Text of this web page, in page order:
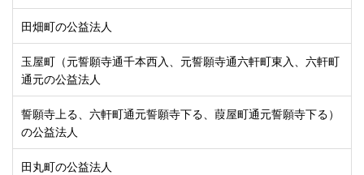
田畑町の公益法人
玉屋町（元誓願寺通千本西入、元誓願寺通六軒町東入、六軒町
通元の公益法人
誓願寺上る、六軒町通元誓願寺下る、葭屋町通元誓願寺下る）
の公益法人
田丸町の公益法人